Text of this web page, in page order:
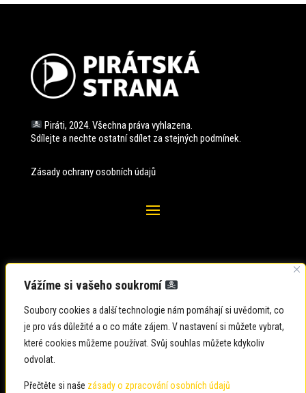
Vážíme si vašeho soukromí
Soubory cookies a další technologie nám pomáhají si uvědomit, co
je pro vás důležité a o co máte zájem. V nastavení si můžete vybrat,
které cookies můžeme používat. Svůj souhlas můžete kdykoliv
odvolat.
Přečtěte si naše zásady o zpracování osobních údajů
Piráti, 2024. Všechna práva vyhlazena.
Sdílejte a nechte ostatní sdílet za stejných podmínek.
Zásady ochrany osobních údajů
Zadavatel: Česká pirátská strana